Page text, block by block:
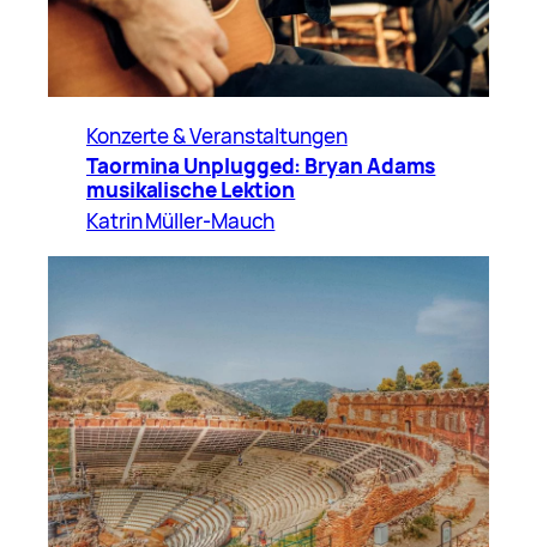
Konzerte & Veranstaltungen
Taormina Unplugged: Bryan Adams
musikalische Lektion
Katrin Müller-Mauch